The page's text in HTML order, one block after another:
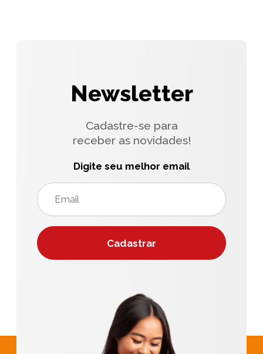
Newsletter
Cadastre-se para
receber as novidades!
Digite seu melhor email